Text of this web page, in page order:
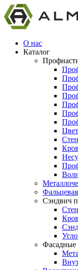
О нас
Каталог
Сэндвич
Фасадные